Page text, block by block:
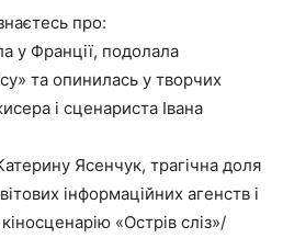
про:
у Франції, подолала
та опинилась у творчих
і сценариста Івана
Ясенчук, трагічна доля
інформаційних агенств і
«Острів сліз»/